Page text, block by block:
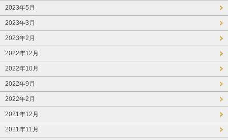
2023年5月
2023年3月
2023年2月
2022年12月
2022年10月
2022年9月
2022年2月
2021年12月
2021年11月